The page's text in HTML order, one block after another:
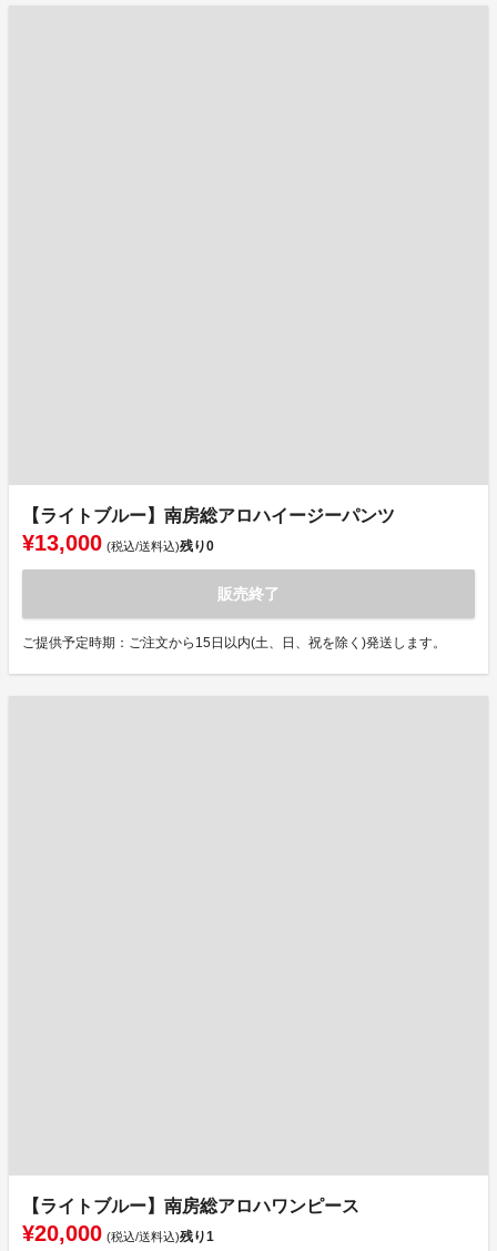
【ライトブルー】南房総アロハイージーパンツ
¥13,000 (税込/送料込)残り0
販売終了
ご提供予定時期：ご注文から15日以内(土、日、祝を除く)発送します。
【ライトブルー】南房総アロハワンピース
¥20,000 (税込/送料込)残り1